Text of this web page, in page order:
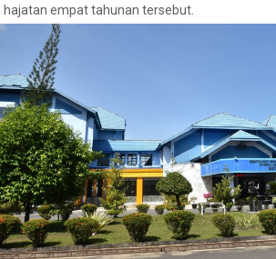
empat tahunan tersebut.